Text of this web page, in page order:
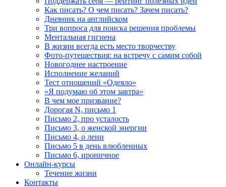
Как писать? О чем писать? Зачем писать?
Дневник на английском
Три вопроса для поиска решения проблемы
Ментальная гигиена
В жизни всегда есть место творчеству
Фото-путешествия: на встречу с самим собой
Новогоднее настроение
Исполнение желаний
Тест отношений «Одеяло»
«Я подумаю об этом завтра»
В чем мое призвание?
Дорогая N, письмо 1
Письмо 2, про усталость
Письмо 3, о женской энергии
Письмо 4, о лени
Письмо 5 в день влюбленных
Письмо 6, ироничное
Онлайн-курсы
Течение жизни
Контакты